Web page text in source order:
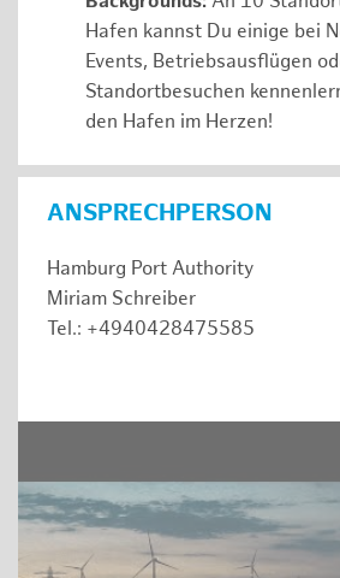
Hafen kannst Du einige bei
Events, Betriebsausflügen
Standortbesuchen
den Hafen im Herzen!
ANSPRECHPERSON
Hamburg Port Authority
Miriam Schreiber
Tel.: +4940428475585